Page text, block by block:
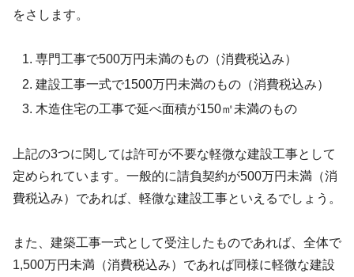
をさします。
専門工事で500万円未満のもの（消費税込み）
建設工事一式で1500万円未満のもの（消費税込み）
木造住宅の工事で延べ面積が150㎡未満のもの
上記の3つに関しては許可が不要な軽微な建設工事として
定められています。一般的に請負契約が500万円未満（消
費税込み）であれば、軽微な建設工事といえるでしょう。
また、建築工事一式として受注したものであれば、全体で
1,500万円未満（消費税込み）であれば同様に軽微な建設